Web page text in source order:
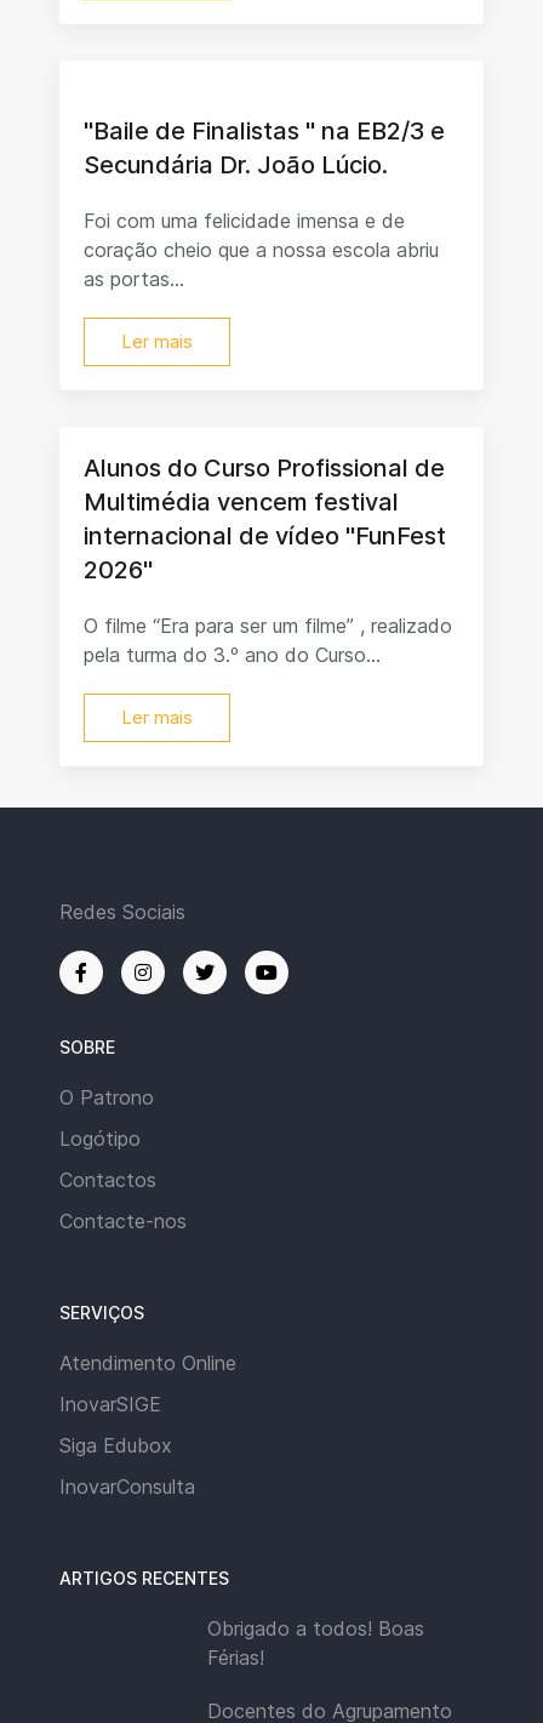
"Baile de Finalistas " na EB2/3 e
Secundária Dr. João Lúcio.
Foi com uma felicidade imensa e de
coração cheio que a nossa escola abriu
as portas...
Ler mais
Alunos do Curso Profissional de
Multimédia vencem festival
internacional de vídeo "FunFest
2026"
O filme “Era para ser um filme” , realizado
pela turma do 3.º ano do Curso...
Ler mais
Redes Sociais
SOBRE
O Patrono
Logótipo
Contactos
Contacte-nos
SERVIÇOS
Atendimento Online
InovarSIGE
Siga Edubox
InovarConsulta
ARTIGOS RECENTES
Obrigado a todos! Boas
Férias!
Docentes do Agrupamento